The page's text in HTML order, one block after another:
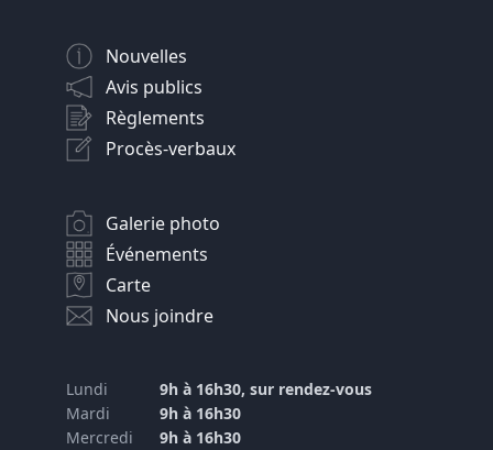
Nouvelles
Avis publics
Règlements
Procès-verbaux
Galerie photo
Événements
Carte
Nous joindre
Lundi
9h à 16h30, sur rendez-vous
Mardi
9h à 16h30
Mercredi
9h à 16h30